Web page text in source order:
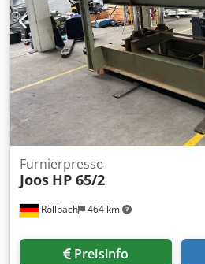
Röllbach 464 km
Furnierpresse
Joos HP 65/2
Preisinfo